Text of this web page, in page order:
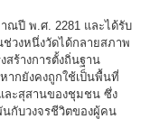
ณปี พ.ศ. 2281 และได้รับ
วงหนึ่งวัดได้กลายสภาพ
สร้างการตั้งถิ่นฐาน
ากยังคงถูกใช้เป็นพื้นที่
ละสุสานของชุมชน ซึ่ง
กับวงจรชีวิตของผู้คน